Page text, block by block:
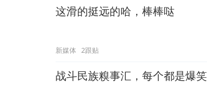
这滑的挺远的哈，棒棒哒
新媒体 2跟贴
战斗民族糗事汇，每个都是爆笑